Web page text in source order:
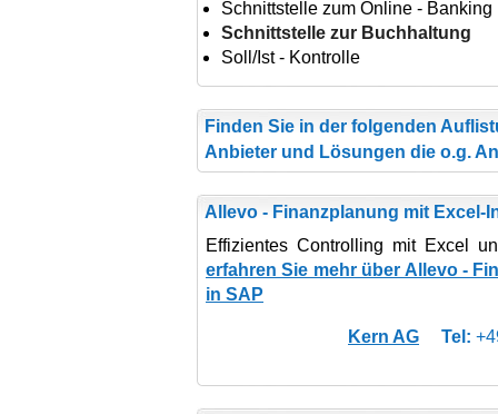
Schnittstelle zum Online - Banking
Schnittstelle zur Buchhaltung
Soll/Ist - Kontrolle
Finden Sie in der folgenden
Anbieter und Lösungen die o.g.
Allevo - Finanzplanung mit Excel-
Effizientes Controlling mit Excel
erfahren Sie mehr über Allevo -
in SAP
Kern AG Tel: